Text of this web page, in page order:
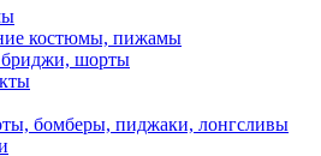
костюмы, пижамы
шорты
бомберы, пиджаки, лонгсливы